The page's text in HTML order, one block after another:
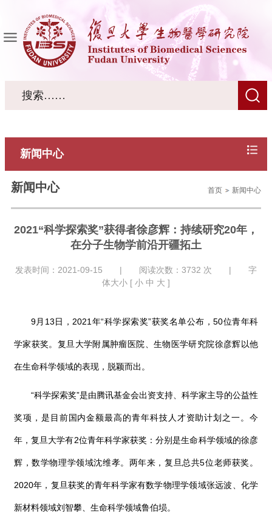
新闻中心
新闻中心 首页 新闻中心
2021“科学探索奖”获得者徐彦辉：持续研究20年，
在分子生物学前沿开疆拓土
发表时间：2021-09-15 | 阅读次数： 3732 次 | 字
体大小 [ 小 中 大 ]
9月 13日， 2021 年“科学探索奖”获奖名单公布，50位青年科
学家获奖。复旦大学附属肿瘤医院、生物医学研究院徐彦辉以他
在生命科学领域的表现，脱颖而出。
“科学探索奖”是由腾讯基金会出资支持、科学家主导的公益性
奖项，是目前国内金额最高的青年科技人才资助计划之一。今
年，复旦大学有2位青年科学家获奖：分别是生命科学领域的徐彦
辉，数学物理学领域沈维孝。两年来，复旦总共5位老师获奖。
2020年，复旦获奖的青年科学家有数学物理学领域张远波、化学
新材料领域刘智攀、生命科学领域鲁伯埙。